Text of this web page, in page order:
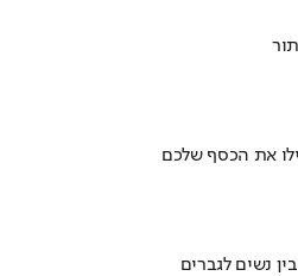
את הכסף שלכם
נשים לגברים